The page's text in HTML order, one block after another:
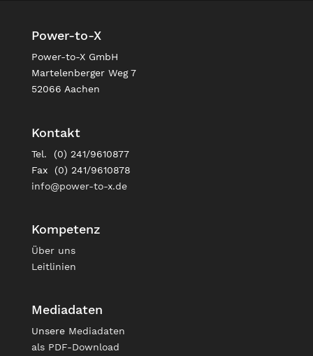
Power-to-X
Power-to-X GmbH
Martelenberger Weg 7
52066 Aachen
Kontakt
Tel. (0) 241/9610877
Fax (0) 241/9610878
info@power-to-x.de
Kompetenz
Über uns
Leitlinien
Mediadaten
Unsere Mediadaten
als PDF-Download